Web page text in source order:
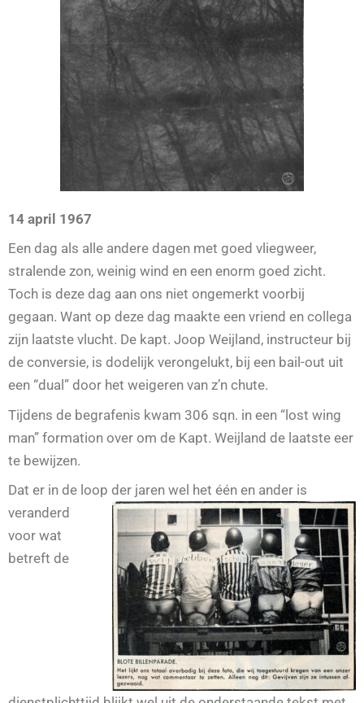
14 april 1967
Een dag als alle andere dagen met goed vliegweer,
stralende zon, weinig wind en een enorm goed zicht.
Toch is deze dag aan ons niet ongemerkt voorbij
gegaan. Want op deze dag maakte een vriend en collega
zijn laatste vlucht. De kapt. Joop Weijland, instructeur bij
de conversie, is dodelijk verongelukt, bij een bail-out uit
een “dual” door het weigeren van z’n chute.
Tijdens de begrafenis kwam 306 sqn. in een “lost wing
man” formation over om de Kapt. Weijland de laatste eer
te bewijzen.
Dat er in de loop der jaren wel het één en ander is
veranderd
voor wat
betreft de